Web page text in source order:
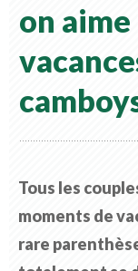
on aime
Tous les
moments de
rare